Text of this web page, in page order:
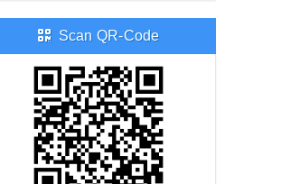
Scan QR-Code